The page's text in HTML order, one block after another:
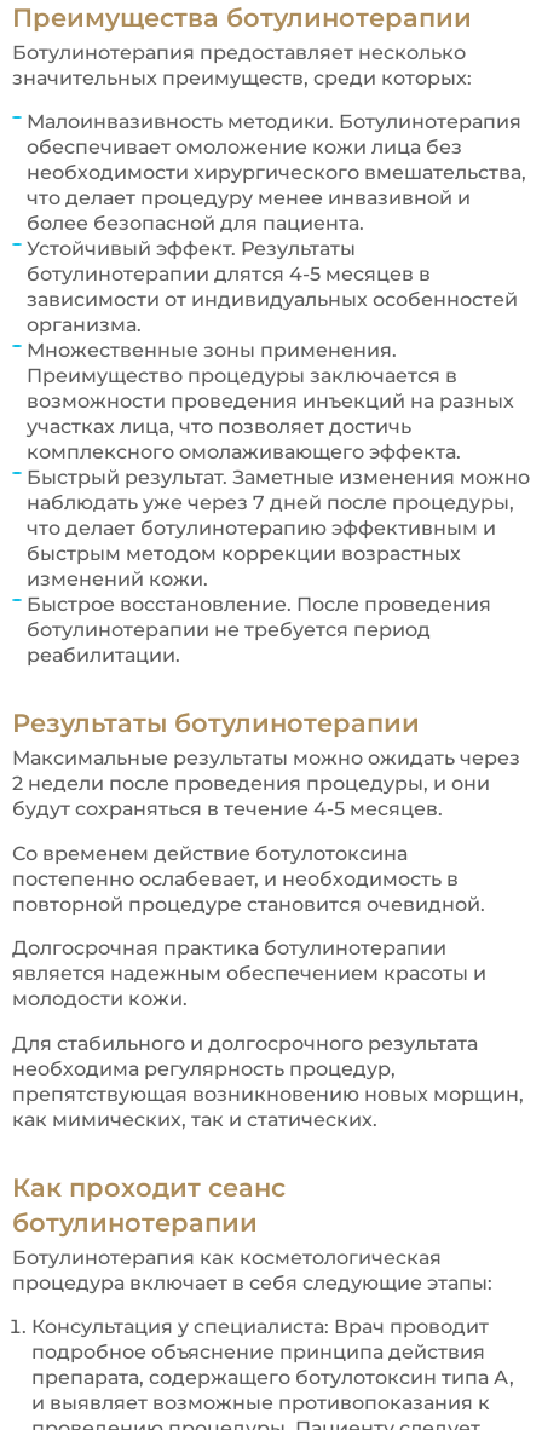
Преимущества ботулинотерапии
Ботулинотерапия предоставляет несколько
значительных преимуществ, среди которых:
Малоинвазивность методики. Ботулинотерапия
обеспечивает омоложение кожи лица без
необходимости хирургического вмешательства,
что делает процедуру менее инвазивной и
более безопасной для пациента.
Устойчивый эффект. Результаты
ботулинотерапии длятся 4-5 месяцев в
зависимости от индивидуальных особенностей
организма.
Множественные зоны применения.
Преимущество процедуры заключается в
возможности проведения инъекций на разных
участках лица, что позволяет достичь
комплексного омолаживающего эффекта.
Быстрый результат. Заметные изменения можно
наблюдать уже через 7 дней после процедуры,
что делает ботулинотерапию эффективным и
быстрым методом коррекции возрастных
изменений кожи.
Быстрое восстановление. После проведения
ботулинотерапии не требуется период
реабилитации.
Результаты ботулинотерапии
Максимальные результаты можно ожидать через
2 недели после проведения процедуры, и они
будут сохраняться в течение 4-5 месяцев.
Со временем действие ботулотоксина
постепенно ослабевает, и необходимость в
повторной процедуре становится очевидной.
Долгосрочная практика ботулинотерапии
является надежным обеспечением красоты и
молодости кожи.
Для стабильного и долгосрочного результата
необходима регулярность процедур,
препятствующая возникновению новых морщин,
как мимических, так и статических.
Как проходит сеанс
ботулинотерапии
Ботулинотерапия как косметологическая
процедура включает в себя следующие этапы:
Консультация у специалиста: Врач проводит
подробное объяснение принципа действия
препарата, содержащего ботулотоксин типа А,
и выявляет возможные противопоказания к